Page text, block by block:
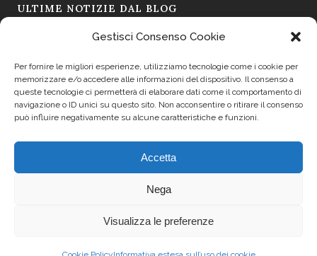
Gestisci Consenso Cookie
Per fornire le migliori esperienze, utilizziamo tecnologie come i cookie per
memorizzare e/o accedere alle informazioni del dispositivo. Il consenso a
queste tecnologie ci permetterà di elaborare dati come il comportamento di
navigazione o ID unici su questo sito. Non acconsentire o ritirare il consenso
può influire negativamente su alcune caratteristiche e funzioni.
Accetta
Nega
Visualizza le preferenze
ULTIME NOTIZIE DAL BLOG
Omaggio a Ugo Borsatti – L’immagine come testimonianza
Il Sapore si Fa Racconto: La Prima Asta dei Formaggi a Friuli
Doc 2025
Trasparenza